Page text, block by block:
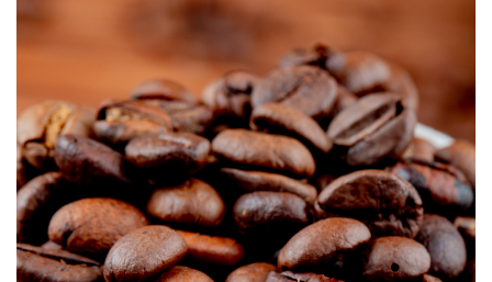
Néctar
Tecprime
Agro
Lean
Way
Consulting